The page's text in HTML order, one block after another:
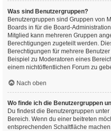
Was sind Benutzergruppen?
Benutzergruppen sind Gruppen von
Boards in für die Board-
Mitglied kann mehreren Gruppen
Berechtigungen zugeteilt werden.
Berechtigungen für mehrere
Beispiel zu Moderatoren eines
einem nichtöffentlichen Forum zu
Nach oben
Wo finde ich die Benutzergruppen
Du findest die Benutzergruppen
Bereich. Wenn du einer beitreten
entsprechenden Schaltfläche